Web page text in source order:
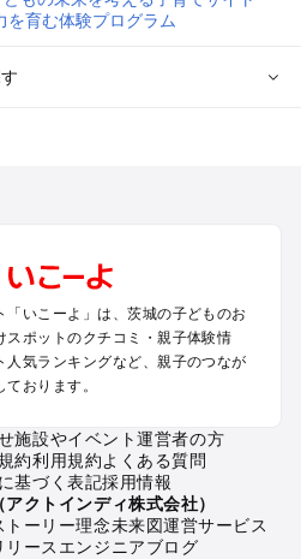
ールお出かけ
プールお出かけ
出かけ
ールお出かけ
ルお出かけ
ト
いこーよ」は、茨城の子どものお
スポットのクチコミ・親子体験情
気ランキングなど、親子のつなが
おります。
施設やイベント運営者の方
約利用規約よくある質問
基づく表記採用情報
クトインディ株式会社）
トーリー理念未来図運営サービス
リース エンジニアブログ